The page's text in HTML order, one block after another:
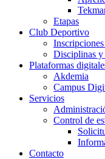
Etapas
Club Deportivo
Disciplinas y
Plataformas
Akdemia
Campus
Servicios
Control de
Contacto